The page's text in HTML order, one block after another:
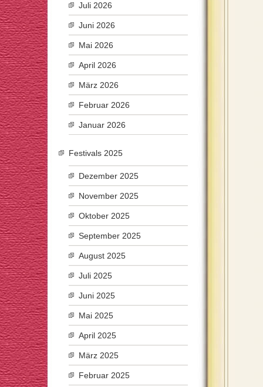
Juli 2026
Juni 2026
Mai 2026
April 2026
März 2026
Februar 2026
Januar 2026
Festivals 2025
Dezember 2025
November 2025
Oktober 2025
September 2025
August 2025
Juli 2025
Juni 2025
Mai 2025
April 2025
März 2025
Februar 2025